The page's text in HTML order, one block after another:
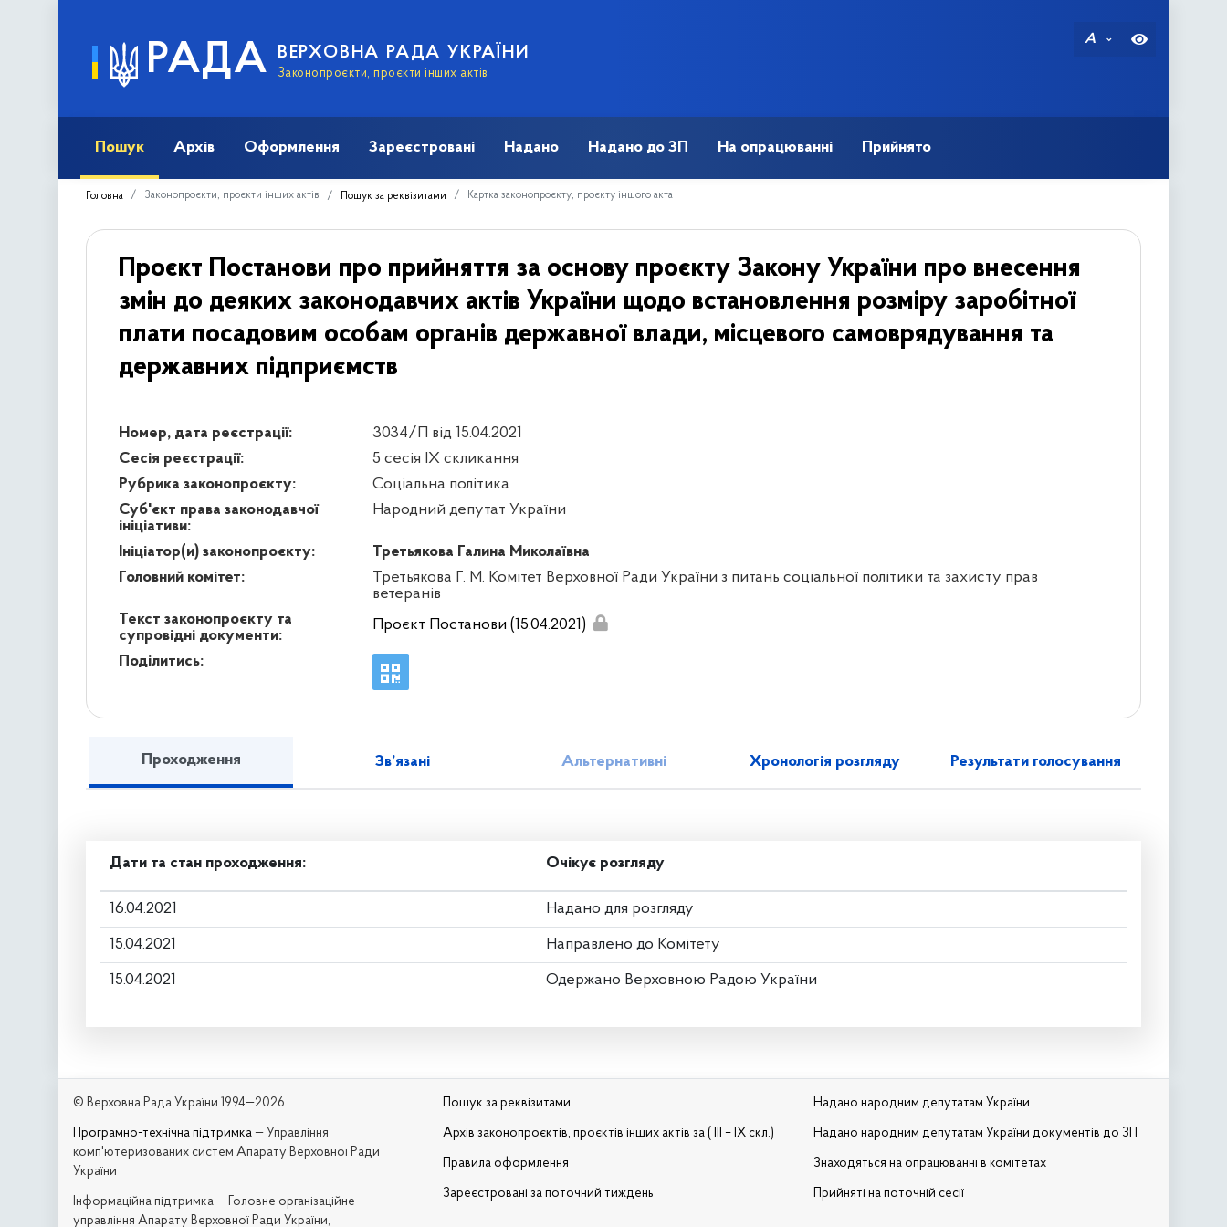
РАДА ВЕРХОВНА РАДА УКРАЇНИ
Законопроєкти, проєкти інших актів
A
Пошук Архів Оформлення Зареєстровані Надано Надано до ЗП На опрацюванні Прийнято
Головна Законопроєкти, проєкти інших актів Пошук за реквізитами Картка законопроєкту, проєкту іншого акта
Проєкт Постанови про прийняття за основу проєкту Закону України про внесення
змін до деяких законодавчих актів України щодо встановлення розміру заробітної
плати посадовим особам органів державної влади, місцевого самоврядування та
державних підприємств
Номер, дата реєстрації:
3034/П від 15.04.2021
Сесія реєстрації:
5 сесія IX скликання
Рубрика законопроєкту:
Соціальна політика
Суб'єкт права законодавчої
ініціативи:
Народний депутат України
Ініціатор(и) законопроєкту:
Третьякова Галина Миколаївна
Головний комітет:
Третьякова Г. М. Комітет Верховної Ради України з питань соціальної політики та захисту прав
ветеранів
Текст законопроєкту та
супровідні документи:
Проєкт Постанови (15.04.2021)
Поділитись:
Проходження Зв’язані Альтернативні Хронологія розгляду Результати голосування
Дати та стан проходження: Очікує розгляду
16.04.2021 Надано для розгляду
15.04.2021 Направлено до Комітету
15.04.2021 Одержано Верховною Радою України
© Верховна Рада України 1994—2026
Програмно-технічна підтримка — Управління
комп'ютеризованих систем Апарату Верховної Ради
України
Iнформаційна підтримка — Головне організаційне
управління Апарату Верховної Ради України,
Пошук за реквізитами
Архів законопроєктів, проєктів інших актів за ( III – IX скл.)
Правила оформлення
Зареєстровані за поточний тиждень
Надано народним депутатам України
Надано народним депутатам України документів до ЗП
Знаходяться на опрацюванні в комітетах
Прийняті на поточній сесії